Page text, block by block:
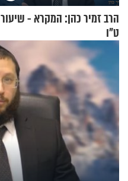
הרב זמיר כהן: המקרא - שיעור
ט"ו